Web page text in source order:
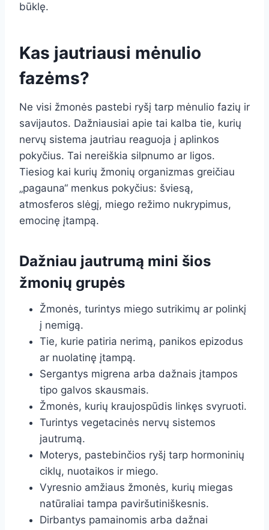
būklę.
Kas jautriausi mėnulio
fazėms?
Ne visi žmonės pastebi ryšį tarp mėnulio fazių ir
savijautos. Dažniausiai apie tai kalba tie, kurių
nervų sistema jautriau reaguoja į aplinkos
pokyčius. Tai nereiškia silpnumo ar ligos.
Tiesiog kai kurių žmonių organizmas greičiau
„pagauna“ menkus pokyčius: šviesą,
atmosferos slėgį, miego režimo nukrypimus,
emocinę įtampą.
Dažniau jautrumą mini šios
žmonių grupės
Žmonės, turintys miego sutrikimų ar polinkį
į nemigą.
Tie, kurie patiria nerimą, panikos epizodus
ar nuolatinę įtampą.
Sergantys migrena arba dažnais įtampos
tipo galvos skausmais.
Žmonės, kurių kraujospūdis linkęs svyruoti.
Turintys vegetacinės nervų sistemos
jautrumą.
Moterys, pastebinčios ryšį tarp hormoninių
ciklų, nuotaikos ir miego.
Vyresnio amžiaus žmonės, kurių miegas
natūraliai tampa paviršutiniškesnis.
Dirbantys pamainomis arba dažnai